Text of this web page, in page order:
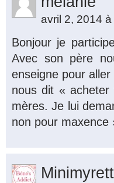
avril 2, 2014
Bonjour je
Avec son père
enseigne pour aller
nous dit «
mères. Je lui
non pour maxence